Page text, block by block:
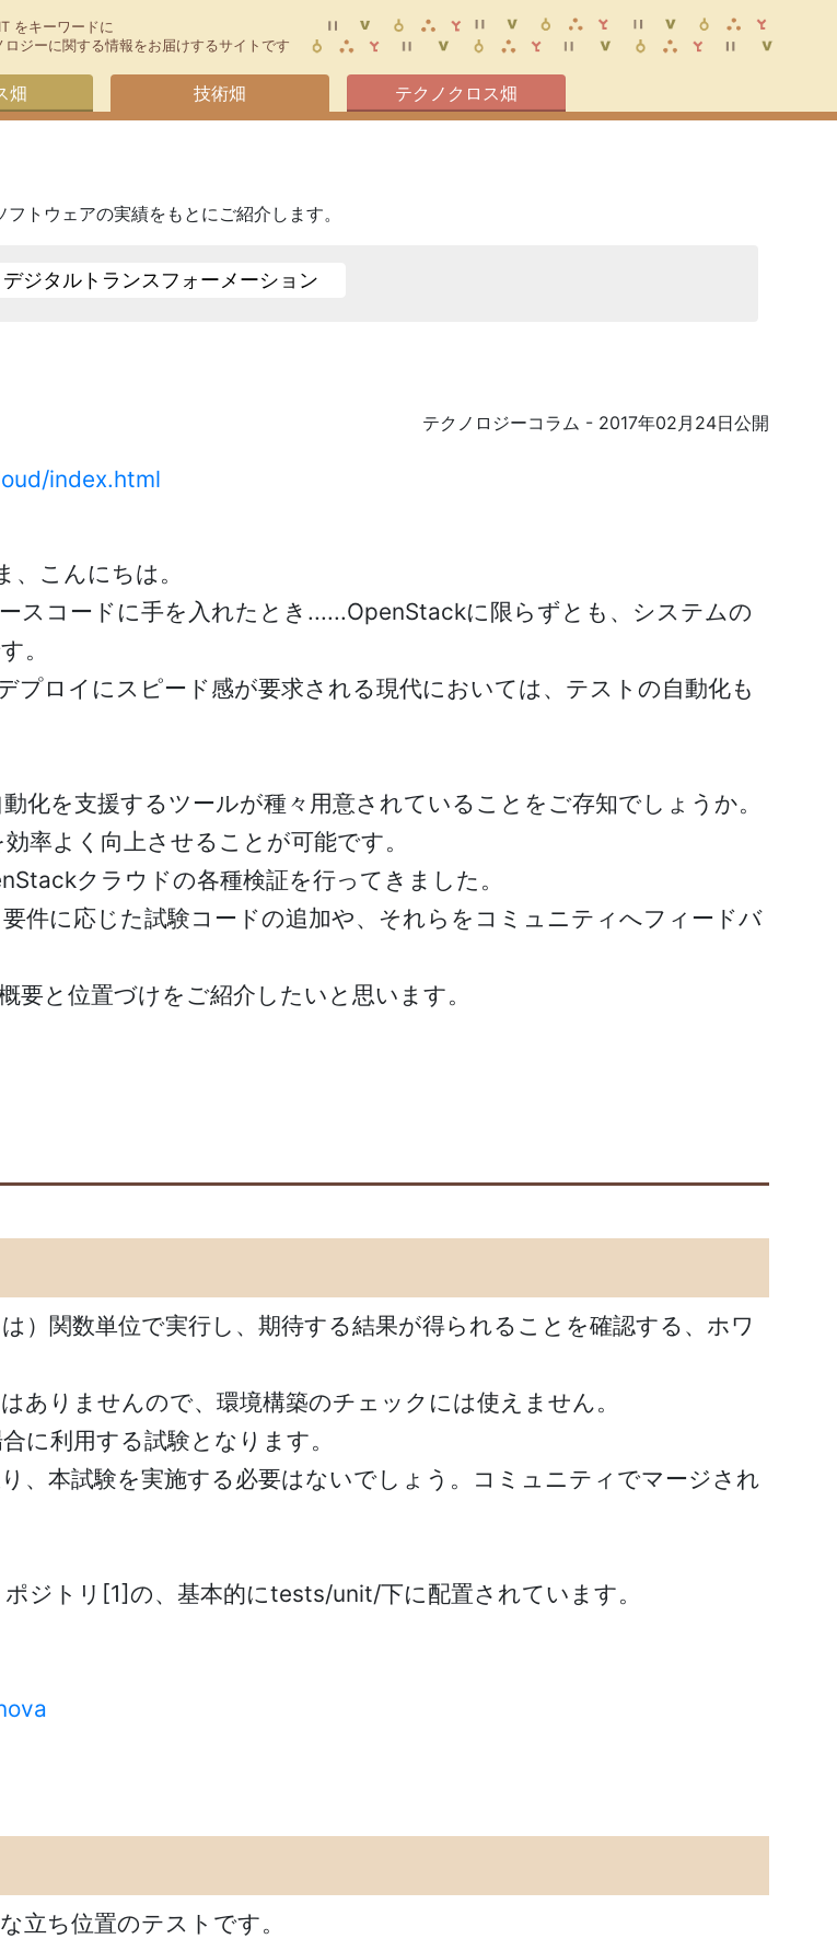
をキーワードに
ジーに関する情報をお届けするサイトです
畑 技術畑 テクノクロス畑
トウェアの実績をもとにご紹介します。
デジタルトランスフォーメーション
テクノロジーコラム - 2017年02月24日公開
index.html
こんにちは。
スコードに手を入れたとき......OpenStackに限らずとも、システムの
。
プロイにスピード感が要求される現代においては、テストの自動化も
化を支援するツールが種々用意されていることをご存知でしょうか。
率よく向上させることが可能です。
クラウドの各種検証を行ってきました。
件に応じた試験コードの追加や、それらをコミュニティへフィードバ
と位置づけをご紹介したいと思います。
）関数単位で実行し、期待する結果が得られることを確認する、ホワ
ありませんので、環境構築のチェックには使えません。
に利用する試験となります。
、本試験を実施する必要はないでしょう。コミュニティでマージされ
ジトリ[1]の、基本的にtests/unit/下に配置されています。
立ち位置のテストです。